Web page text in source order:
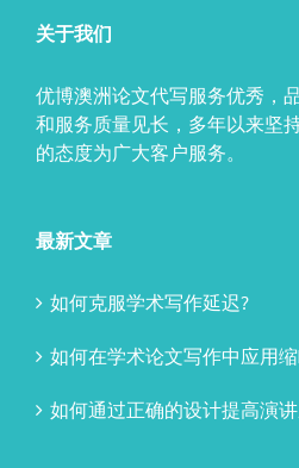
关于我们
优博澳洲论文代写服务优秀，
和服务质量见长，多年以来坚
的态度为广大客户服务。
最新文章
如何克服学术写作延迟?
如何在学术论文写作中应用
如何通过正确的设计提高演